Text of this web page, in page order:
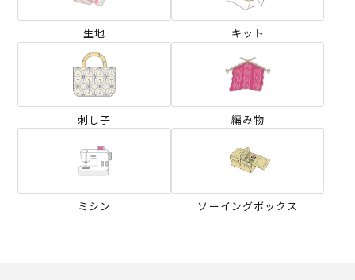
生地 キット
刺し子 編み物
ミシン ソーイングボックス